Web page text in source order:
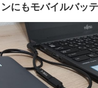
にもモバイルバッ